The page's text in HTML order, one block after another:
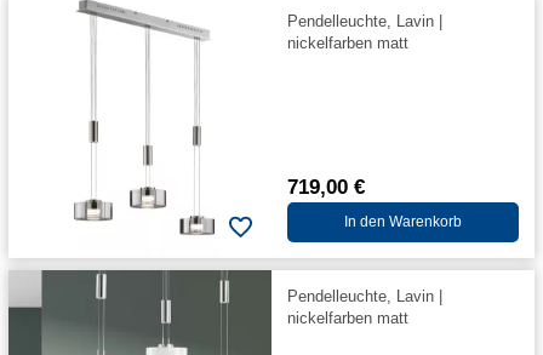
Pendelleuchte, Lavin |
nickelfarben matt
719,00 €
In den Warenkorb
Pendelleuchte, Lavin |
nickelfarben matt